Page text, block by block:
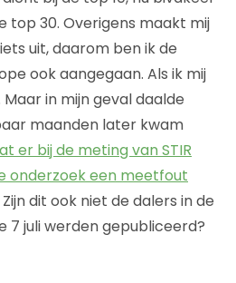
top 30. Overigens maakt mij
uit, daarom ben ik de
ook aangegaan. Als ik mij
in mijn geval daalde
maanden later kwam
er bij de meting van STIR
onderzoek een meetfout
Zijn dit ook niet de dalers in de
7 juli werden gepubliceerd?